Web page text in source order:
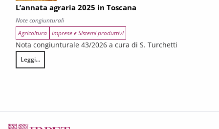
L’annata agraria 2025 in Toscana
Note congiunturali
Agricoltura Imprese e Sistemi produttivi
Nota congiunturale 43/2026 a cura di S. Turchetti
Leggi...
L’annata agraria 2025 in Toscana